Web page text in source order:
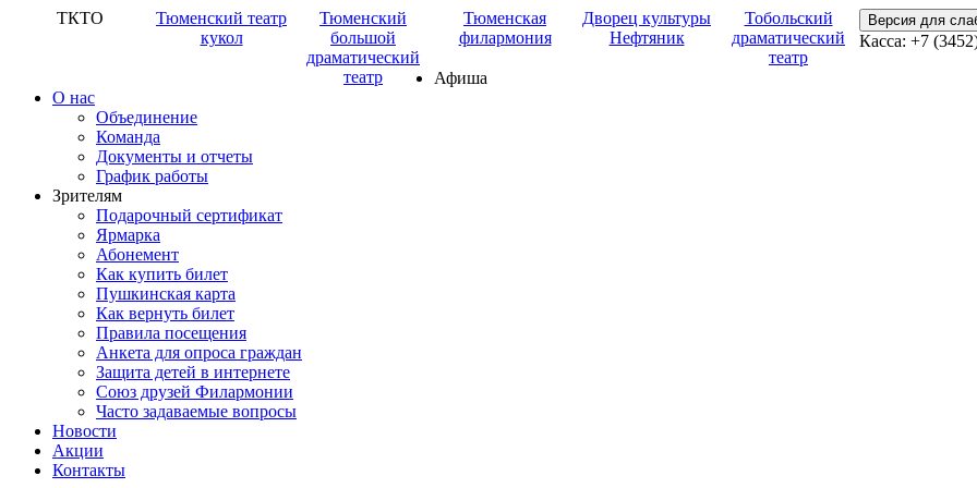
ТКТО
Тюменский театр
кукол
Тюменский
большой
драматический
театр
Тюменская
филармония
Дворец культуры
Нефтяник
Тобольский
драматический
театр
Версия для
Касса: +7
Афиша
О нас
Объединение
Команда
Документы и отчеты
График работы
Зрителям
Подарочный сертификат
Ярмарка
Абонемент
Как купить билет
Пушкинская карта
Как вернуть билет
Правила посещения
Анкета для опроса граждан
Защита детей в интернете
Союз друзей Филармонии
Часто задаваемые вопросы
Новости
Акции
Контакты